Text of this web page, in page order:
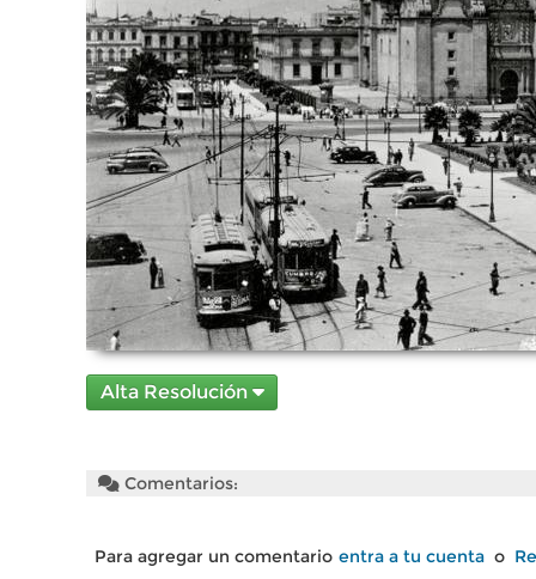
Alta Resolución
Comentarios:
Para agregar un comentario entra a tu cuenta o